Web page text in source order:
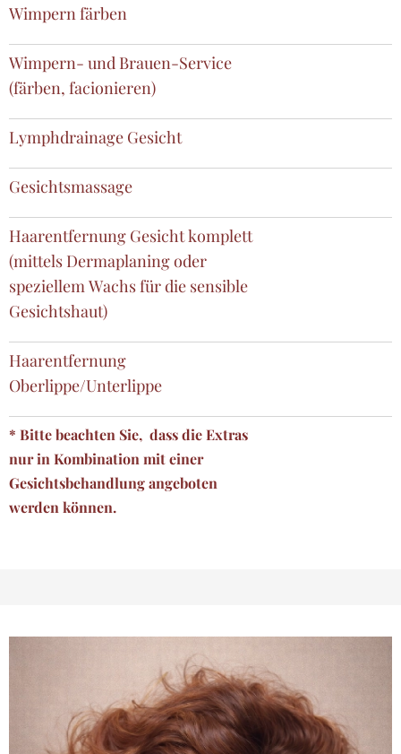
Wimpern färben
Wimpern- und Brauen-Service
(färben, facionieren)
Lymphdrainage Gesicht
Gesichtsmassage
Haarentfernung Gesicht komplett
(mittels Dermaplaning oder
speziellem Wachs für die sensible
Gesichtshaut)
Haarentfernung
Oberlippe/Unterlippe
* Bitte beachten Sie, dass die Extras
nur in Kombination mit einer
Gesichtsbehandlung angeboten
werden können.